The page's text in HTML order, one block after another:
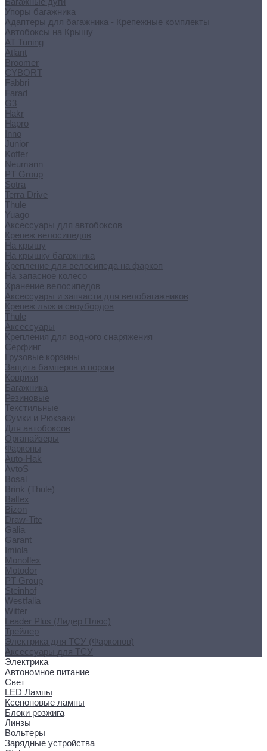
Упоры багажника
Адаптеры для багажника - Крепежные комплекты
Автобоксы на Крышу
AT Tuning
Atlant
Broomer
CYBORT
Fabbri
Farad
G3
Hakr
Hapro
Inno
Junior
Koffer
Neumann
PT Group
Sotra
Terra Drive
Thule
Yuago
Аксессуары для автобоксов
Крепеж велосипедов
На крышу
На крышку багажника
Крепление для велосипеда на фаркоп
На запасное колесо
Хранение велосипедов
Аксессуары и запчасти для велобагажников
Крепеж лыж и сноубордов
Thule
Аксессуары
Крепления для водного снаряжения
Серфинг
Грузовые корзины
Защита бамперов и пороги
Коврики
Багажника
Резиновые
Текстильные
Сумки и Рюкзаки
Для автобоксов
Органайзеры
Фаркопы
Auto-Hak
AvtoS
Bosal
Brink (Thule)
Baltex
Bizon
Draw-Tite
Galia
Garant
Imiola
Monoflex
Motodor
PT Group
Steinhof
Westfalia
Witter
Leader Plus (Лидер Плюс)
Трейлер
Электрика для ТСУ (Фаркопов)
Аксессуары для ТСУ
Электрика
Автономное питание
Свет
LED Лампы
Ксеноновые лампы
Блоки розжига
Линзы
Вольтеры
Зарядные устройства